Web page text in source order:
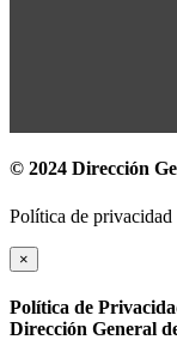
© 2024 Dirección
Política de privacidad
×
Política de
Dirección General